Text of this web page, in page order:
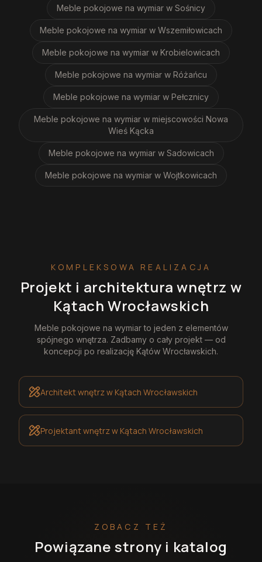
Meble pokojowe na wymiar w Sośnicy
Meble pokojowe na wymiar w Wszemiłowicach
Meble pokojowe na wymiar w Krobielowicach
Meble pokojowe na wymiar w Różańcu
Meble pokojowe na wymiar w Pełcznicy
Meble pokojowe na wymiar w miejscowości Nowa
Wieś Kącka
Meble pokojowe na wymiar w Sadowicach
Meble pokojowe na wymiar w Wojtkowicach
KOMPLEKSOWA REALIZACJA
Projekt i architektura wnętrz w
Kątach Wrocławskich
Meble pokojowe na wymiarto jeden z elementów
spójnego wnętrza. Zadbamy o cały projekt — od
koncepcji po realizację Kątów Wrocławskich.
Architekt wnętrzw Kątach Wrocławskich
Projektant wnętrzw Kątach Wrocławskich
ZOBACZ TEŻ
Powiązane strony i katalog